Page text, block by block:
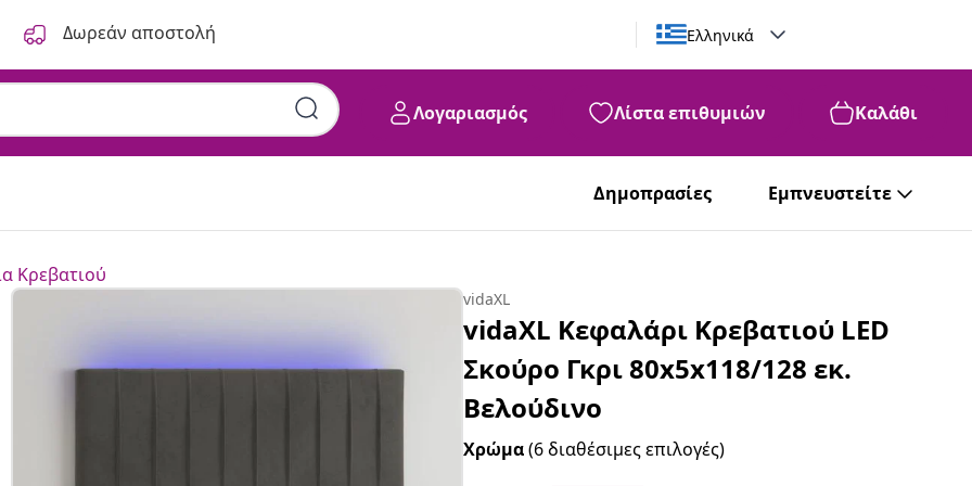
Δωρεάν αποστολή Ελληνικά
Λογαριασμός Λίστα επιθυμιών Καλάθι
Δημοπρασίες Εμπνευστείτε
Κρεβατιού
vidaXL
vidaXL Κεφαλάρι Κρεβατιού LED
Σκούρο Γκρι 80x5x118/128 εκ.
Βελούδινο
Χρώμα(6 διαθέσιμες επιλογές)